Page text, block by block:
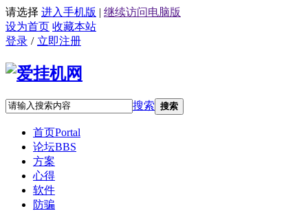
请选择 进入手机版 | 继续访问电脑版
设为首页 收藏本站
登录 / 立即注册
搜索 搜索
首页Portal
论坛BBS
方案
心得
软件
防骗